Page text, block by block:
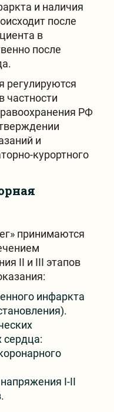
и наличия
после
в
после
регулируются
частности
РФ
и
курортного
принимаются
II и III этапов
инфаркта
сердца:
I-II